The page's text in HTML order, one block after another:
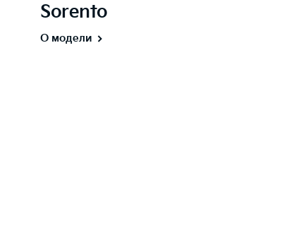
Sorento
О модели